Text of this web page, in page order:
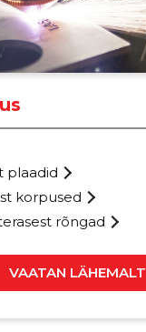
plaadid
korpused
rõngad
VAATAN LÄHEMALT